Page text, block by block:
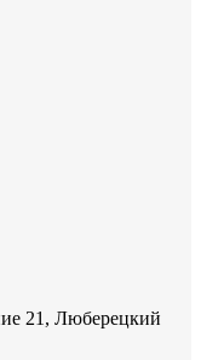
21, Люберецкий